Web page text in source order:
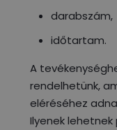
darabszám,
időtartam.
A
rendelhetünk,
eléréséhez
Ilyenek